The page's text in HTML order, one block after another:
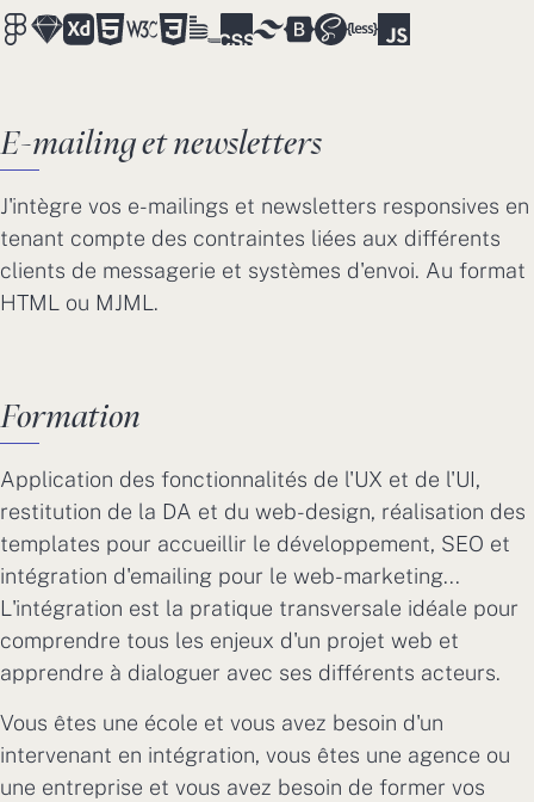
E-mailing et newsletters
J'intègre vos e-mailings et newsletters responsives en
tenant compte des contraintes liées aux différents
clients de messagerie et systèmes d'envoi. Au format
HTML ou MJML.
Formation
Application des fonctionnalités de l'UX et de l'UI,
restitution de la DA et du web-design, réalisation des
templates pour accueillir le développement, SEO et
intégration d'emailing pour le web-marketing...
L'intégration est la pratique transversale idéale pour
comprendre tous les enjeux d'un projet web et
apprendre à dialoguer avec ses différents acteurs.
Vous êtes une école et vous avez besoin d'un
intervenant en intégration, vous êtes une agence ou
une entreprise et vous avez besoin de former vos